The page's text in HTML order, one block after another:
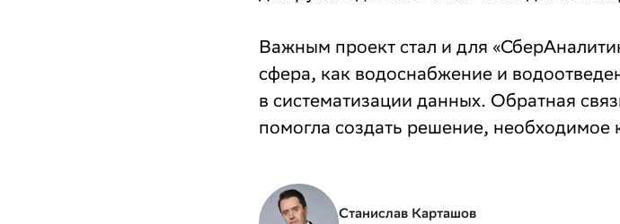
Важным проект стал и для
сфера, как водоснабжение и
в систематизации данных. Обратная
помогла создать решение, необходимое
Станислав Карташов